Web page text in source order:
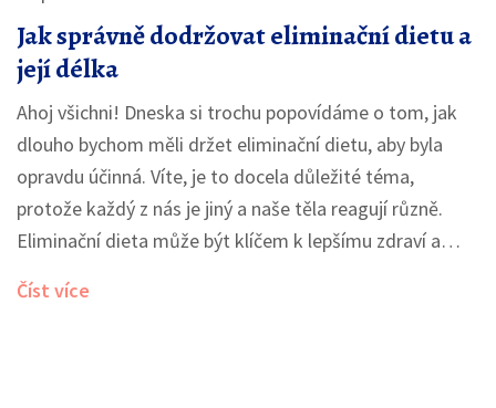
Jak správně dodržovat eliminační dietu a
její délka
Ahoj všichni! Dneska si trochu popovídáme o tom, jak
dlouho bychom měli držet eliminační dietu, aby byla
opravdu účinná. Víte, je to docela důležité téma,
protože každý z nás je jiný a naše těla reagují různě.
Eliminační dieta může být klíčem k lepšímu zdraví a
se do toho, jak poznat signály našeho těla a jak nastavit
Číst více